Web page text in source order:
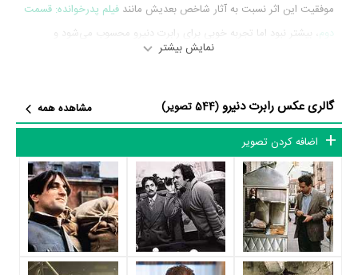
موفقیت این اثر نسبت به آثار شاخص بعدیش مانند فیلم پدرخوانده: قسمت
دوم ، بیشتر نبود اما تجربه خوبی برای رابرت دنیرو محسوب می‌شود و
آنی ژیراردو ، O.E.
رابرت دنیرو در سال 1353 دوره‌ی پرتلاشی را در عرصه سینما و تلویزیون
گذراند و در اثر مهمی بازی کرده است. اثر مهم رابرت دنیرو در این سال،
بازیگری در فیلم پدرخوانده: قسمت دومبه کارگردانی فرانسیس فورد کاپولا
محسوب می‌شود.
شاید یکی از مهم‌ترین بخش‌های بیوگرافی رابرت دنیرو بازی درفیلم
پدرخوانده: قسمت دوم
بوده است. رابرت دنیرو سال 1353 در 31 سالگی در
فیلم پدرخوانده: قسمت دومنقش مهمی بازی کرده است که توانست با
نمایش بیشتر
گالری عکس رابرت دنیرو(544 تصویر)
مشاهده همه
اضافه کردن تصویر